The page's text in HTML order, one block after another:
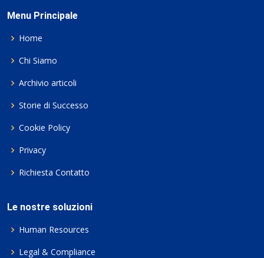
Menu Principale
Home
Chi Siamo
Archivio articoli
Storie di Successo
Cookie Policy
Privacy
Richiesta Contatto
Le nostre soluzioni
Human Resources
Legal & Compliance